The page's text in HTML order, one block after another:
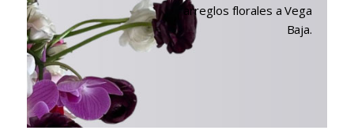
arreglos florales a Vega
Baja.